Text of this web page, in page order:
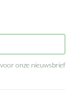
onze nieuwsbrief